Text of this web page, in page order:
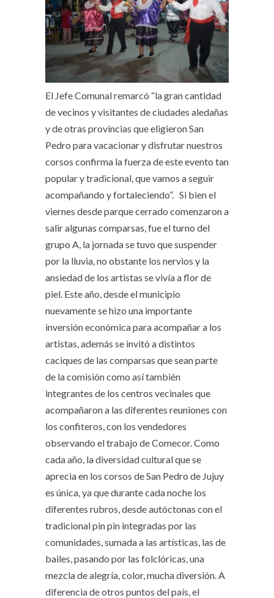
El Jefe Comunal remarcó “la gran cantidad
de vecinos y visitantes de ciudades aledañas
y de otras provincias que eligieron San
Pedro para vacacionar y disfrutar nuestros
corsos confirma la fuerza de este evento tan
popular y tradicional, que vamos a seguir
acompañando y fortaleciendo”. Si bien el
viernes desde parque cerrado comenzaron a
salir algunas comparsas, fue el turno del
grupo A, la jornada se tuvo que suspender
por la lluvia, no obstante los nervios y la
ansiedad de los artistas se vivía a flor de
piel. Este año, desde el municipio
nuevamente se hizo una importante
inversión económica para acompañar a los
artistas, además se invitó a distintos
caciques de las comparsas que sean parte
de la comisión como así también
integrantes de los centros vecinales que
acompañaron a las diferentes reuniones con
los confiteros, con los vendedores
observando el trabajo de Comecor. Como
cada año, la diversidad cultural que se
aprecia en los corsos de San Pedro de Jujuy
es única, ya que durante cada noche los
diferentes rubros, desde autóctonas con el
tradicional pin pin integradas por las
comunidades, sumada a las artísticas, las de
bailes, pasando por las folclóricas, una
mezcla de alegría, color, mucha diversión. A
diferencia de otros puntos del país, el